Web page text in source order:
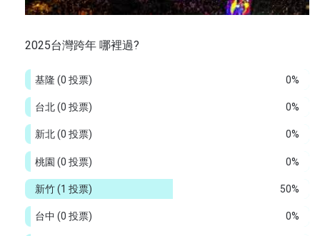
2025台灣跨年 哪裡過?
0%
基隆 (0 投票)
0%
台北(0 投票)
0%
新北(0 投票)
0%
桃園 (0 投票)
50%
新竹(1 投票)
0%
台中 (0 投票)